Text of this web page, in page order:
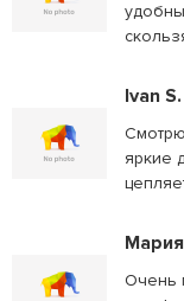
Ivan S.
яркие
Мария
Очень